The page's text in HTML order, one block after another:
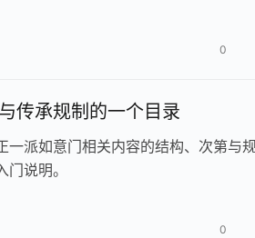
0
传承规制的一个目录
一派如意门相关内容的结构、次第与
说明。
0